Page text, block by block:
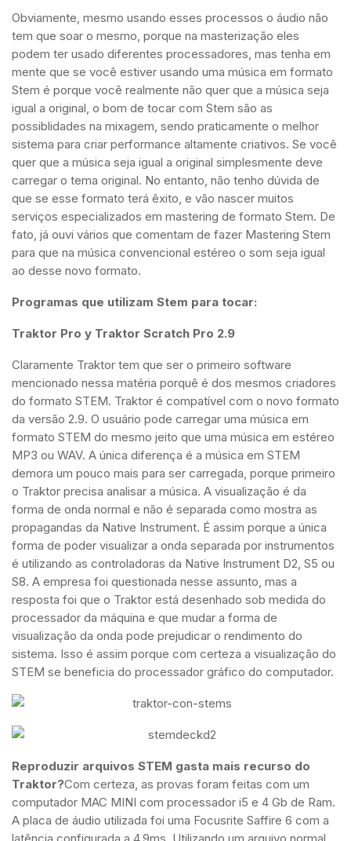
Obviamente, mesmo usando esses processos o áudio não
tem que soar o mesmo, porque na masterização eles
podem ter usado diferentes processadores, mas tenha em
mente que se você estiver usando uma música em formato
Stem é porque você realmente não quer que a música seja
igual a original, o bom de tocar com Stem são as
possiblidades na mixagem, sendo praticamente o melhor
sistema para criar performance altamente criativos. Se você
quer que a música seja igual a original simplesmente deve
carregar o tema original. No entanto, não tenho dúvida de
que se esse formato terá êxito, e vão nascer muitos
serviços especializados em mastering de formato Stem. De
fato, já ouvi vários que comentam de fazer Mastering Stem
para que na música convencional estéreo o som seja igual
ao desse novo formato.
Programas que utilizam Stem para tocar:
Traktor Pro y Traktor Scratch Pro 2.9
Claramente Traktor tem que ser o primeiro software
mencionado nessa matéria porquê é dos mesmos criadores
do formato STEM. Traktor é compatível com o novo formato
da versão 2.9. O usuário pode carregar uma música em
formato STEM do mesmo jeito que uma música em estéreo
MP3 ou WAV. A única diferença é a música em STEM
demora um pouco mais para ser carregada, porque primeiro
o Traktor precisa analisar a música. A visualização é da
forma de onda normal e não é separada como mostra as
propagandas da Native Instrument. É assim porque a única
forma de poder visualizar a onda separada por instrumentos
é utilizando as controladoras da Native Instrument D2, S5 ou
S8. A empresa foi questionada nesse assunto, mas a
resposta foi que o Traktor está desenhado sob medida do
processador da máquina e que mudar a forma de
visualização da onda pode prejudicar o rendimento do
sistema. Isso é assim porque com certeza a visualização do
STEM se beneficia do processador gráfico do computador.
Reproduzir arquivos STEM gasta mais recurso do
Traktor?Com certeza, as provas foram feitas com um
computador MAC MINI com processador i5 e 4 Gb de Ram.
A placa de áudio utilizada foi uma Focusrite Saffire 6 com a